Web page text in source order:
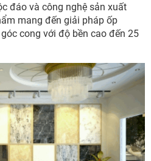
đáo và công nghệ sản xuất
mang đến giải pháp ốp
cong với độ bền cao đến 25